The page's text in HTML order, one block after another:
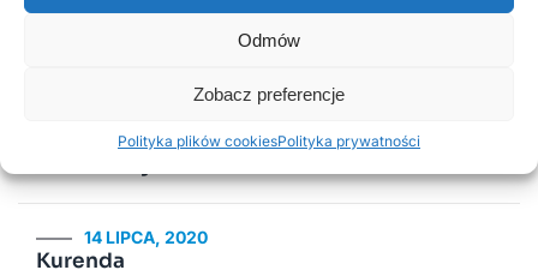
Odmów
Zobacz preferencje
Polityka plików cookiesPolityka prywatności
PSZOK Rusiec – godziny otwarcia, lokalizacja i
zasady przyjmowania odpadów
Harmonogram odbioru odpadów
14 LIPCA, 2020
Kurenda